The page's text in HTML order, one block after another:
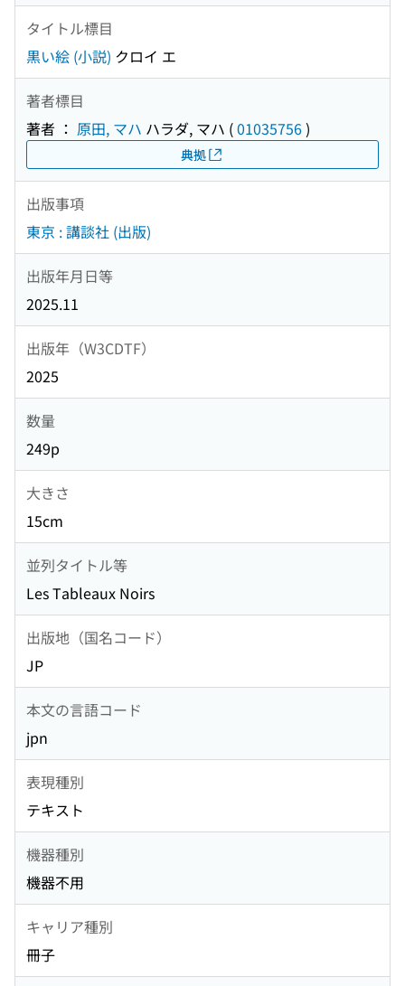
タイトル標目
黒い絵 (小説) クロイ エ
著者標目
著者 ： 原田, マハ ハラダ, マハ (01035756)
典拠
出版事項
東京 : 講談社 (出版)
出版年月日等
2025.11
出版年（W3CDTF）
2025
数量
249p
大きさ
15cm
並列タイトル等
Les Tableaux Noirs
出版地（国名コード）
JP
本文の言語コード
jpn
表現種別
テキスト
機器種別
機器不用
キャリア種別
冊子